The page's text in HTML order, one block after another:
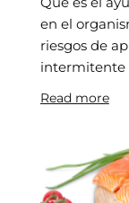
en el
riesgos de
intermitente
Read more